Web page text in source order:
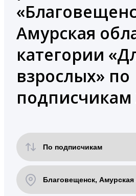
Амурская
категории
взрослых» по
подписчикам